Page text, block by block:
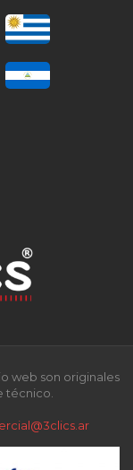
web son originales
técnico.